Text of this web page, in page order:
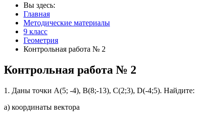
Вы здесь:
Главная
Методические материалы
9 класс
Геометрия
Контрольная работа № 2
Контрольная работа № 2
1. Даны точки А(5; -4), В(8;-13), С(2;3), D(-4;5). Найдите:
а) координаты вектора